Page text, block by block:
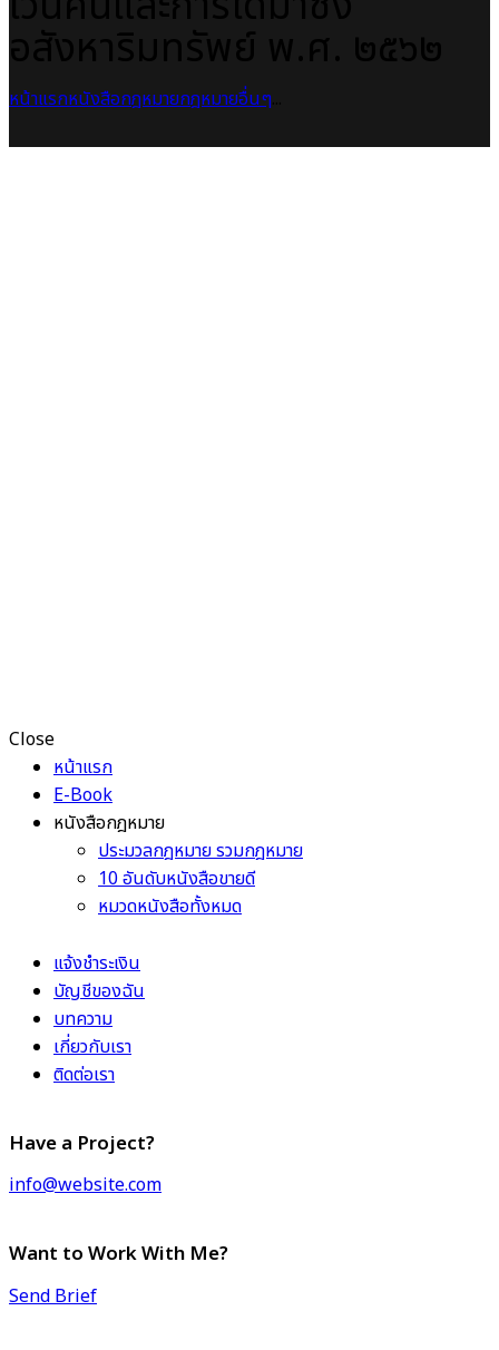
หน้าแรกหนังสือกฎหมายกฎหมายอื่นๆ
Close
หน้าแรก
E-Book
หนังสือกฎหมาย
ประมวลกฎหมาย รวมกฎหมาย
10 อันดับหนังสือขายดี
หมวดหนังสือทั้งหมด
แจ้งชำระเงิน
บัญชีของฉัน
บทความ
เกี่ยวกับเรา
ติดต่อเรา
Have a Project?
info@website.com
Want to Work With Me?
Send Brief